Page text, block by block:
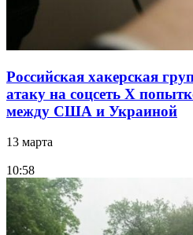
Российская хакерская
атаку на соцсеть Х
между США и Украиной
13 марта
10:58